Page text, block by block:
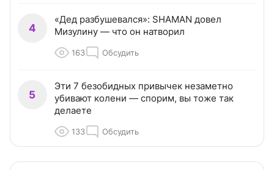
4
«Дед разбушевался»: SHAMAN довел
Мизулину — что он натворил
163 Обсудить
5
Эти 7 безобидных привычек незаметно
убивают колени — спорим, вы тоже так
делаете
133 Обсудить